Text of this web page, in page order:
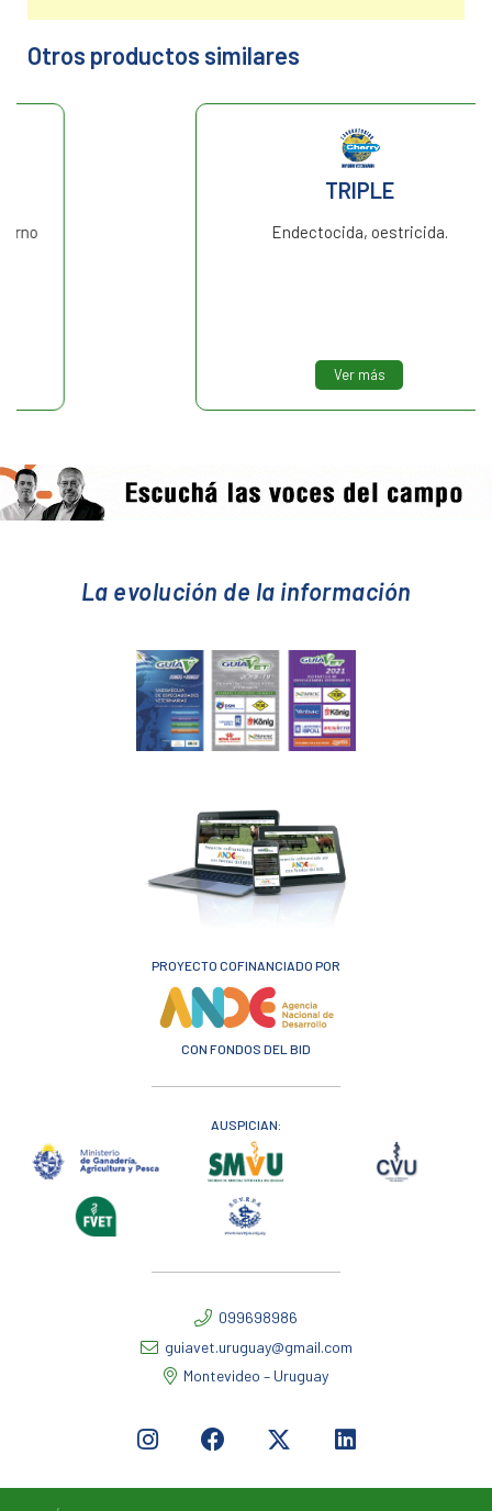
Otros productos similares
Endectocida, oestricida.
La evolución de la información
PROYECTO COFINANCIADO POR
CON FONDOS DEL BID
AUSPICIAN:
099698986
guiavet.uruguay@gmail.com
Montevideo – Uruguay